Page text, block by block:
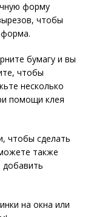
форму
чтобы
бумагу и вы
чтобы
несколько
помощи клея
чтобы сделать
также
добавить
на окна или